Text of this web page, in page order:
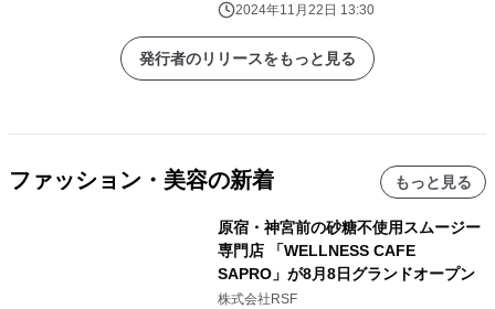
2024年11月22日 13:30
発行者のリリースをもっと見る
ファッション・美容の新着 もっと見る
原宿・神宮前の砂糖不使用スムージー
専門店 「WELLNESS CAFE
SAPRO」が8月8日グランドオープン
株式会社RSF